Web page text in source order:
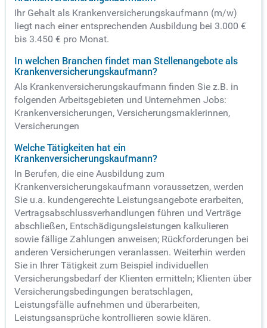
Ihr Gehalt als Krankenversicherungskaufmann (m/w)
liegt nach einer entsprechenden Ausbildung bei 3.000 €
bis 3.450 € pro Monat.
In welchen Branchen findet man Stellenangebote als
Krankenversicherungskaufmann?
Als Krankenversicherungskaufmann finden Sie z.B. in
folgenden Arbeitsgebieten und Unternehmen Jobs:
Krankenversicherungen, Versicherungsmaklerinnen,
Versicherungen
Welche Tätigkeiten hat ein
Krankenversicherungskaufmann?
In Berufen, die eine Ausbildung zum
Krankenversicherungskaufmann voraussetzen, werden
Sie u.a. kundengerechte Leistungsangebote erarbeiten,
Vertragsabschlussverhandlungen führen und Verträge
abschließen, Entschädigungsleistungen kalkulieren
sowie fällige Zahlungen anweisen; Rückforderungen bei
anderen Versicherungen veranlassen. Weiterhin werden
Sie in Ihrer Tätigkeit zum Beispiel individuellen
Versicherungsbedarf der Klienten ermitteln; Klienten über
Versicherungsbedingungen beratschlagen,
Leistungsfälle aufnehmen und überarbeiten,
Leistungsansprüche kontrollieren sowie klären.